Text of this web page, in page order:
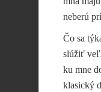
neberú
Čo sa
slúžiť
ku mne
klasický